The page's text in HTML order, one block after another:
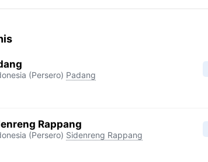
(Persero) Padang
Rappang
(Persero) Sidenreng Rappang